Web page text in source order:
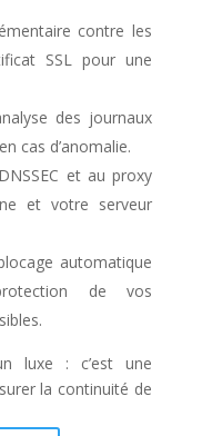
contre les
SSL pour une
des journaux
cas d’anomalie.
et au proxy
et votre serveur
automatique
de vos
luxe : c’est une
la continuité de